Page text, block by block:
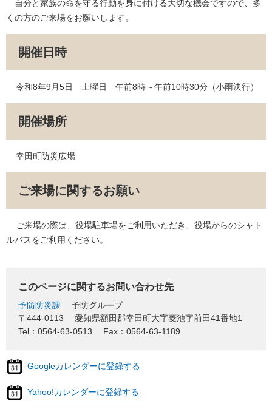
自分と家族の命を守る行動を身に付ける大切な機会ですので、多
くの方のご来場をお願いします。
開催日時
令和8年9月5日 土曜日 午前8時～午前10時30分（小雨決行）
開催場所
幸田町防災広場
ご来場に関するお願い
ご来場の際は、役場駐車場をご利用いただき、役場からのシャト
ルバスをご利用ください。
このページに関するお問い合わせ先
予防防災課
予防グループ
〒444-0113
愛知県額田郡幸田町大字菱池字前田41番地1
Tel：0564-63-0513
Fax：0564-63-1189
Googleカレンダーに登録する
Yahoo!カレンダーに登録する